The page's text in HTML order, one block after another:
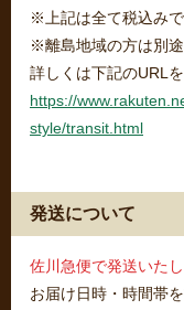
※上記は全て税込みで
※離島地域の方は別途
詳しくは下記のURL
https://
style/transit.html
発送について
佐川急便で発送いたし
お届け日時・時間帯